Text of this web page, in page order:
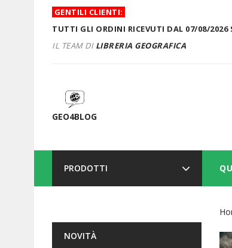
GENTILI CLIENTI:
TUTTI GLI ORDINI RICEVUTI DAL 07/08/2026
IL TEAM DI LIBRERIA GEOGRAFICA
GEO4BLOG
PRODOTTI
NOVITÀ